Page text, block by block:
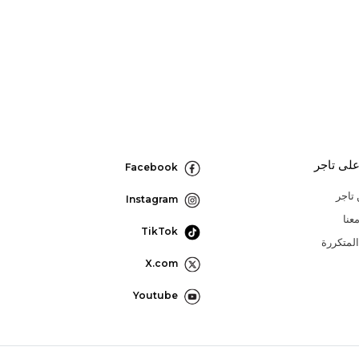
تاجر Facebook
Instagram
TikTok
X.com
Youtube